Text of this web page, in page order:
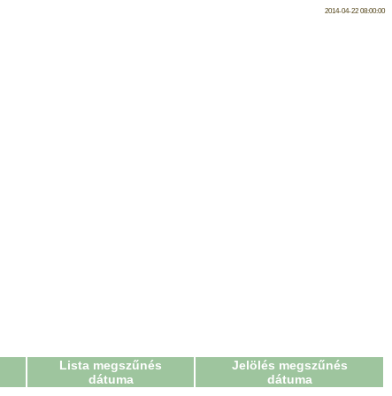
2014-04-22 08:00:00
Lista megszűnés
dátuma
Jelölés megszűnés
dátuma